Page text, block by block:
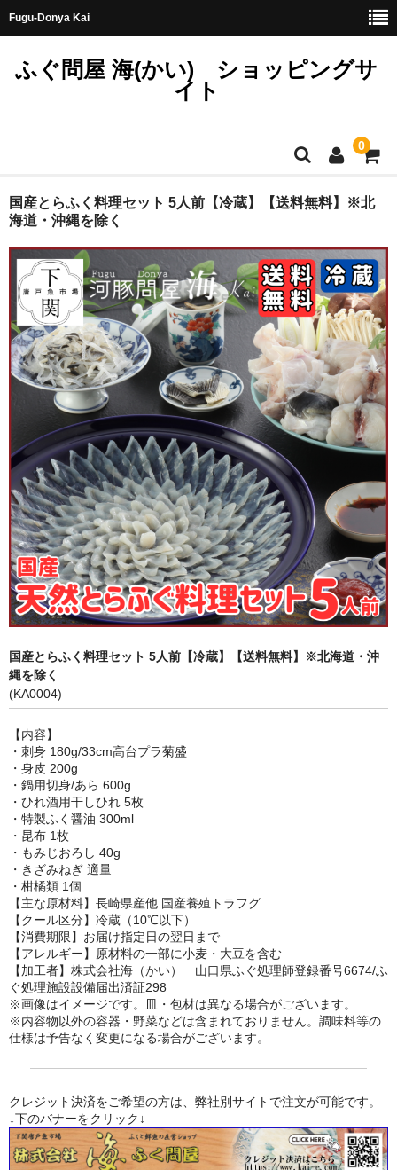
Fugu-Donya Kai
ふぐ問屋 海(かい) ショッピングサ
イト
0
ホーム
国産とらふぐ
料理セット
刺身セット
鍋セット
身欠き・白子
その他ふぐセット
薬味
キャットフード
国産とらふく料理セット 5人前【冷蔵】【送料無料】※北
海道・沖縄を除く
国産とらふく料理セット 5人前【冷蔵】【送料無料】※北海道・沖
縄を除く
(KA0004)
【内容】
・刺身 180g/33cm高台プラ菊盛
・身皮 200g
・鍋用切身/あら 600g
・ひれ酒用干しひれ 5枚
・特製ふく醤油 300ml
・昆布 1枚
・もみじおろし 40g
・きざみねぎ 適量
・柑橘類 1個
【主な原材料】長崎県産他 国産養殖トラフグ
【クール区分】冷蔵（10℃以下）
【消費期限】お届け指定日の翌日まで
【アレルギー】原材料の一部に小麦・大豆を含む
【加工者】株式会社海（かい） 山口県ふぐ処理師登録番号6674/ふ
ぐ処理施設設備届出済証298
※画像はイメージです。皿・包材は異なる場合がございます。
※内容物以外の容器・野菜などは含まれておりません。調味料等の
仕様は予告なく変更になる場合がございます。
クレジット決済をご希望の方は、弊社別サイトで注文が可能です。
↓下のバナーをクリック↓